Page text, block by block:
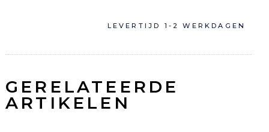
LEVERTIJD 1-2 WERKDAGEN
GERELATEERDE
ARTIKELEN